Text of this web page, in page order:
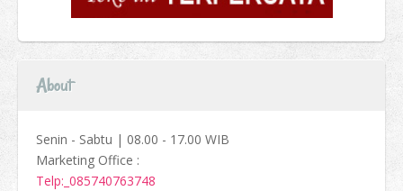
About
Senin - Sabtu | 08.00 - 17.00 WIB
Marketing Office :
Telp:_085740763748